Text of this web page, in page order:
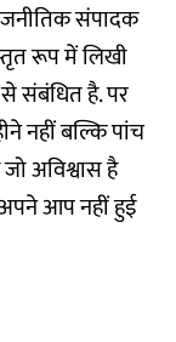
संपादक
रूप में लिखी
संबंधित है. पर
नहीं बल्कि पांच
अविश्वास है
आप नहीं हुई